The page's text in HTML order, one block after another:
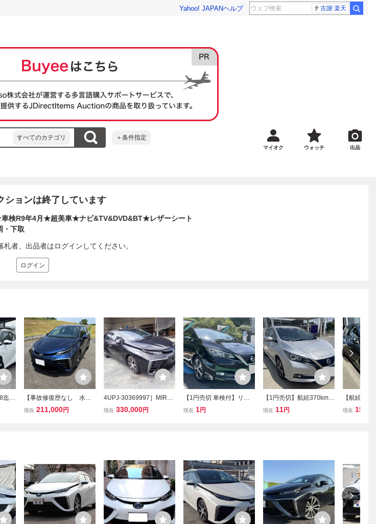
Yahoo! JAPANヘルプ 古謝 楽天
すべてのカテゴリ ＋条件指定
マイオク ウォッチ 出品
ションは終了しています
検R9年4月★超美車★ナビ&TV&DVD&BT★レザーシート
下取
札者、出品者はログインしてください。
ログイン
迄*
ラ
【事故修復歴なし 水素
車 】H２９年 MIRAI★
現在 211,000円
4UPJ-30369997］MIRAI
(ミライ) JPD10 部品販売
現在 330,000円
【1円売切 車検付】リー
フX10万台記念車 航続距
現在 1円
【1円売切】航続370km!!
最上級仕様モデル リーフ
現在 11円
【航続距
グ】日産リ
現在